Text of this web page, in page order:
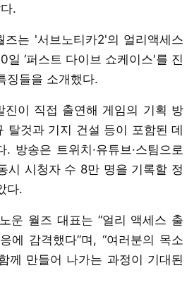
.
즈는 '서브노티카2'의 얼리액세스
일 ‘퍼스트 다이브 쇼케이스'를 진
징들을 소개했다.
진이 직접 출연해 게임의 기획 방
탈것과 기지 건설 등이 포함된 데
방송은 트위치·유튜브·스팀으로
시 시청자 수 8만 명을 기록할 정
다.
운 월즈 대표는 “얼리 액세스 출
에 감격했다”며, “여러분의 목소
께 만들어 나가는 과정이 기대된